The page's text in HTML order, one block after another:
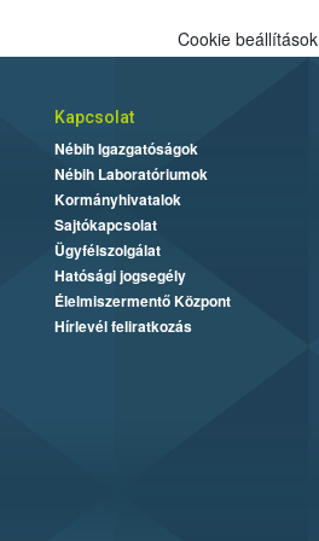
Cookie beállítások
Kapcsolat
Nébih Igazgatóságok
Nébih Laboratóriumok
Kormányhivatalok
Sajtókapcsolat
Ügyfélszolgálat
Hatósági jogsegély
Élelmiszermentő Központ
Hírlevél feliratkozás